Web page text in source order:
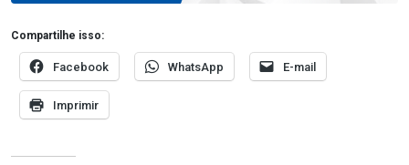
Compartilhe isso:
Facebook WhatsApp E-mail
Imprimir